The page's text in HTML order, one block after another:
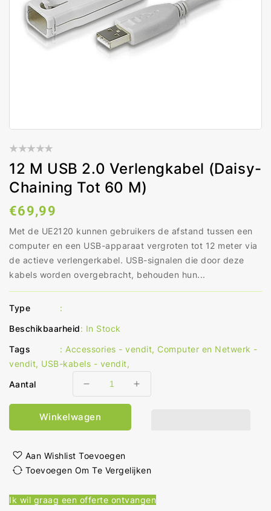
12 M USB 2.0 Verlengkabel (Daisy-
Chaining Tot 60 M)
Normale
prijs
€69,99
Met de UE2120 kunnen gebruikers de afstand tussen een
computer en een USB-apparaat vergroten tot 12 meter via
de actieve verlengerkabel. USB-signalen die door deze
kabels worden overgebracht, behouden hun...
Type
:
Beschikbaarheid: In Stock
Tags
: Accessories - vendit, Computer en Netwerk -
vendit, USB-kabels - vendit,
Aantal
Aantal
verlagen
voor
12
USB
2.0
verlengkabel
chaining
Aantal
2.0
verlengkabel
chaining
Winkelwagen
Aan Wishlist Toevoegen
Toevoegen Om Te Vergelijken
Ik wil graag een offerte ontvangen